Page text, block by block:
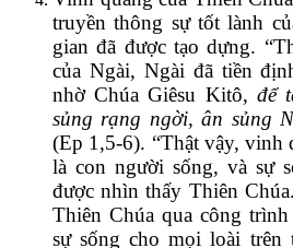
truyền thông sự tốt lành
gian đã được tạo dựng.
của Ngài, Ngài đã tiền
nhờ Chúa Giêsu Kitô, để
sủng rạng ngời, ân sủng
(Ep 1,5-6). “Thật vậy, vinh
là con người sống, và sự
được nhìn thấy Thiên
Thiên Chúa qua công
sự sống cho mọi loài